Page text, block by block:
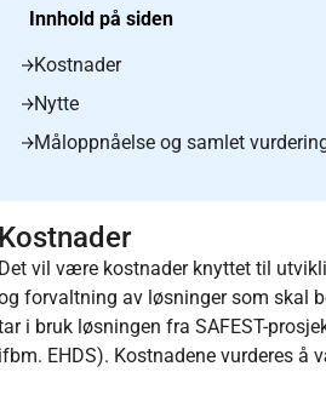
Innhold på siden
Kostnader
Nytte
Måloppnåelse og samlet
Kostnader
Det vil være kostnader knyttet til
forvaltning av løsninger som skal
i bruk løsningen fra SAFEST-
ifbm. EHDS). Kostnadene vurderes